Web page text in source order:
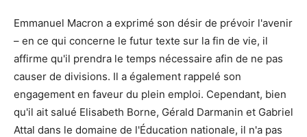
Emmanuel Macron a exprimé son désir de prévoir l'avenir
– en ce qui concerne le futur texte sur la fin de vie, il
affirme qu'il prendra le temps nécessaire afin de ne pas
causer de divisions. Il a également rappelé son
engagement en faveur du plein emploi. Cependant, bien
qu'il ait salué Elisabeth Borne, Gérald Darmanin et Gabriel
Attal dans le domaine de l'Éducation nationale, il n'a pas